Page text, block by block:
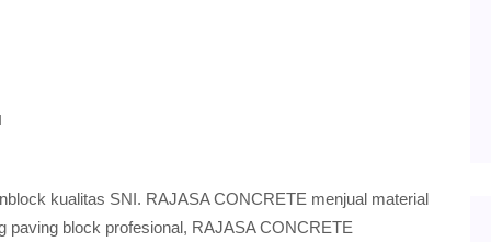
kualitas SNI. RAJASA CONCRETE menjual material
paving block profesional, RAJASA CONCRETE